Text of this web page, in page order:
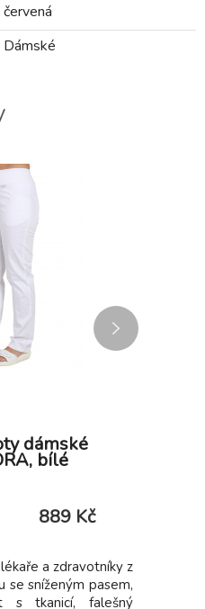
červená
Dámské
dámské
bílé
889 Kč
a zdravotníky z
se sníženým pasem,
tkanicí, falešný